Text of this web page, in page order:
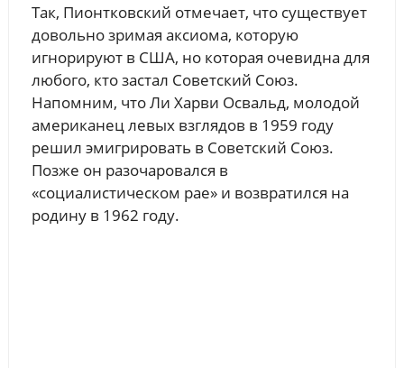
Так, Пионтковский отмечает, что существует
довольно зримая аксиома, которую
игнорируют в США, но которая очевидна для
любого, кто застал Советский Союз.
Напомним, что Ли Харви Освальд, молодой
американец левых взглядов в 1959 году
решил эмигрировать в Советский Союз.
Позже он разочаровался в
«социалистическом рае» и возвратился на
родину в 1962 году.